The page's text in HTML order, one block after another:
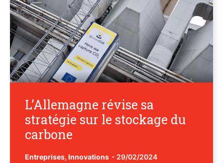
L’Allemagne révise sa
stratégie sur le stockage du
carbone
Entreprises, Innovations - 29/02/2024